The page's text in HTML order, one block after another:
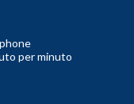
per minuto